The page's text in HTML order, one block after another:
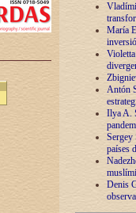
María
Antón
Ilya A.
Sergey
países
Denis